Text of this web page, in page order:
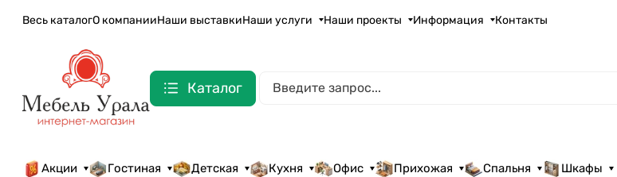
Весь каталогО компанииНаши выставкиНаши услуги Наши проекты Информация Контакты
Каталог
Акции Гостиная Детская Кухня Офис Прихожая Спальня Шкафы